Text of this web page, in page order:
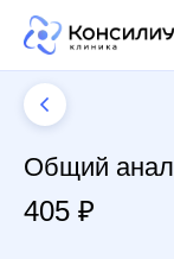
Общий
405 ₽